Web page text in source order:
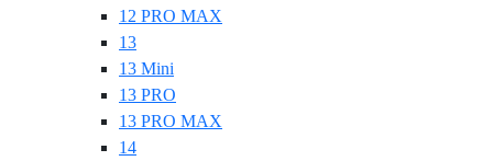
12 PRO MAX
13
13 Mini
13 PRO
13 PRO MAX
14